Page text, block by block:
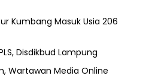
Kumbang Masuk Usia 206
Disdikbud Lampung
Wartawan Media Online